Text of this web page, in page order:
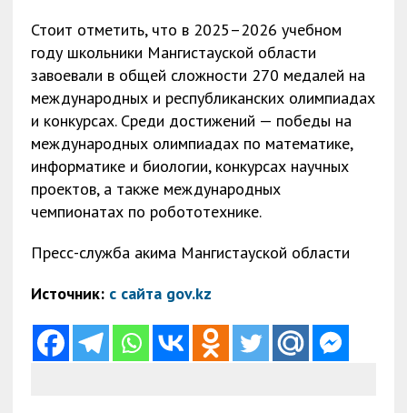
Стоит отметить, что в 2025–2026 учебном
году школьники Мангистауской области
завоевали в общей сложности 270 медалей на
международных и республиканских олимпиадах
и конкурсах. Среди достижений — победы на
международных олимпиадах по математике,
информатике и биологии, конкурсах научных
проектов, а также международных
чемпионатах по робототехнике.
Пресс-служба акима Мангистауской области
Источник: с сайта gov.kz